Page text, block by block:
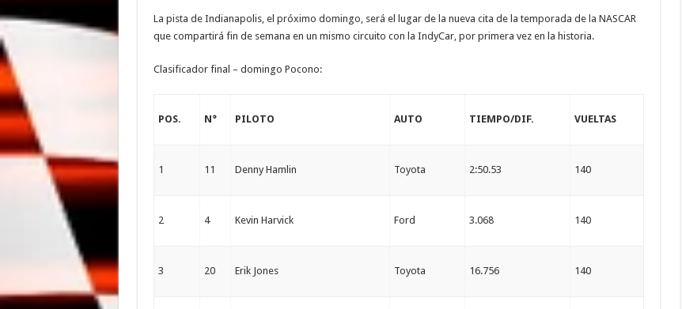
La pista de Indianapolis, el próximo domingo, será el lugar de la nueva cita de la temporada de la NASCAR
que compartirá fin de semana en un mismo circuito con la IndyCar, por primera vez en la historia.
Clasificador final – domingo Pocono:
POS. N° PILOTO AUTO TIEMPO/DIF. VUELTAS
1 11 Denny Hamlin Toyota 2:50.53 140
2 4 Kevin Harvick Ford 3.068 140
3 20 Erik Jones Toyota 16.756 140